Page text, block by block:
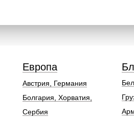
Австрия, Германия
Болгария, Хорватия,
Сербия
Европа